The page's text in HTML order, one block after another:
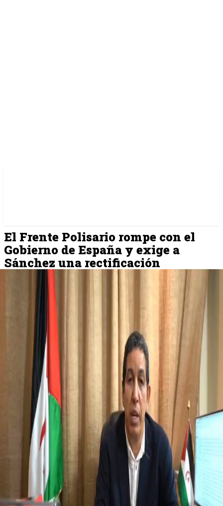
El Frente Polisario rompe con el
Gobierno de España y exige a
Sánchez una rectificación